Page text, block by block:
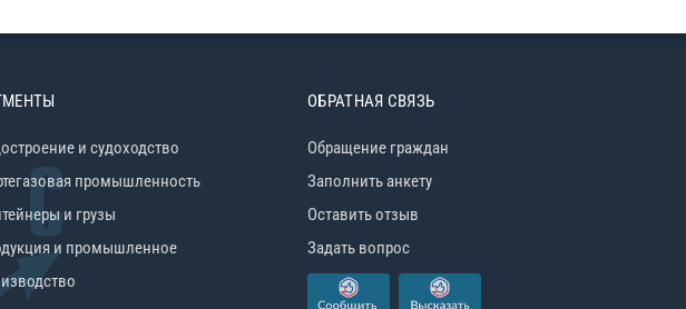
и судоходство
промышленность
и грузы
и промышленное
ОБРАТНАЯ СВЯЗЬ
Обращение граждан
Заполнить анкету
Оставить отзыв
Задать вопрос